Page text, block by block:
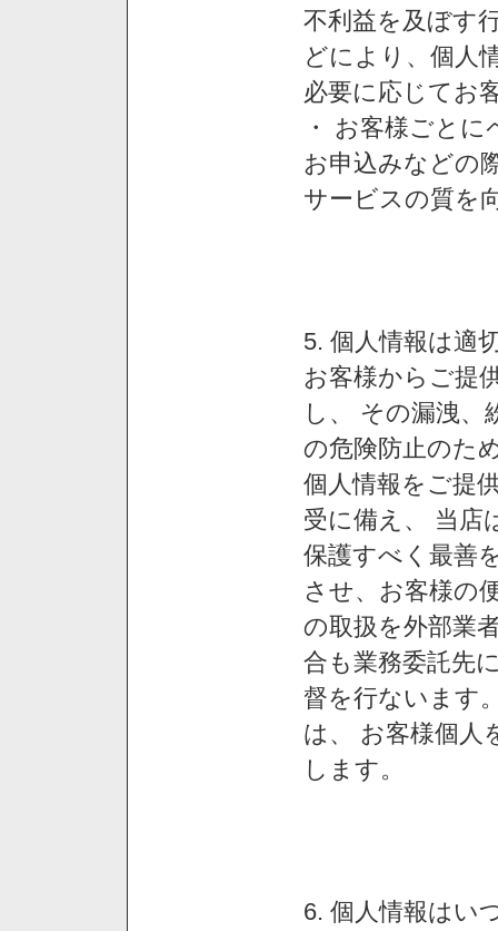
不利益を及ぼす
どにより、個人
必要に応じてお
・ お客様ごと
お申込みなどの
サービスの質を
5. 個人情報は適
お客様からご提
し、 その漏洩、
の危険防止のた
個人情報をご提
受に備え、 当店
保護すべく最善
させ、お客様の
の取扱を外部業
合も業務委託先
督を行ないます
は、 お客様個人
します。
6. 個人情報はい